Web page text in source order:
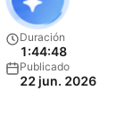
Duración
1:44:48
Publicado
22 jun. 2026